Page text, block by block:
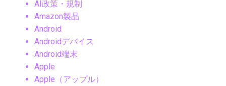
AI政策・規制
Amazon製品
Android
Androidデバイス
Android端末
Apple
Apple（アップル）